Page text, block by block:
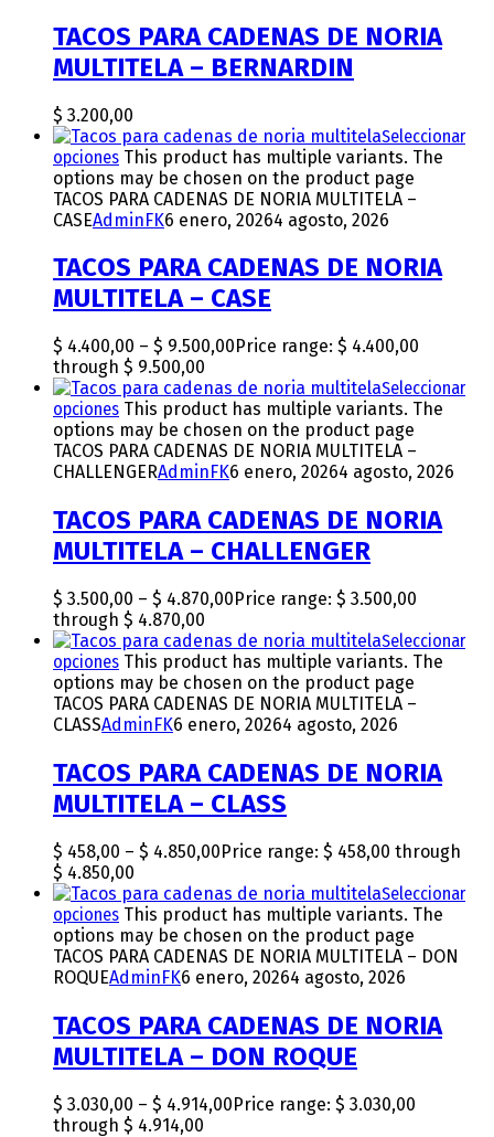
TACOS PARA CADENAS DE NORIA
MULTITELA – BERNARDIN
$ 3.200,00
Seleccionar
opciones This product has multiple variants. The
options may be chosen on the product page
TACOS PARA CADENAS DE NORIA MULTITELA –
CASEAdminFK6 enero, 20264 agosto, 2026
TACOS PARA CADENAS DE NORIA
MULTITELA – CASE
$ 4.400,00 – $ 9.500,00 Price range: $ 4.400,00
through $ 9.500,00
Seleccionar
opciones This product has multiple variants. The
options may be chosen on the product page
TACOS PARA CADENAS DE NORIA MULTITELA –
CHALLENGERAdminFK6 enero, 20264 agosto, 2026
TACOS PARA CADENAS DE NORIA
MULTITELA – CHALLENGER
$ 3.500,00 – $ 4.870,00 Price range: $ 3.500,00
through $ 4.870,00
Seleccionar
opciones This product has multiple variants. The
options may be chosen on the product page
TACOS PARA CADENAS DE NORIA MULTITELA –
CLASSAdminFK6 enero, 20264 agosto, 2026
TACOS PARA CADENAS DE NORIA
MULTITELA – CLASS
$ 458,00 – $ 4.850,00Price range: $ 458,00 through
$ 4.850,00
Seleccionar
opciones This product has multiple variants. The
options may be chosen on the product page
TACOS PARA CADENAS DE NORIA MULTITELA – DON
ROQUEAdminFK6 enero, 20264 agosto, 2026
TACOS PARA CADENAS DE NORIA
MULTITELA – DON ROQUE
$ 3.030,00 – $ 4.914,00Price range: $ 3.030,00
through $ 4.914,00